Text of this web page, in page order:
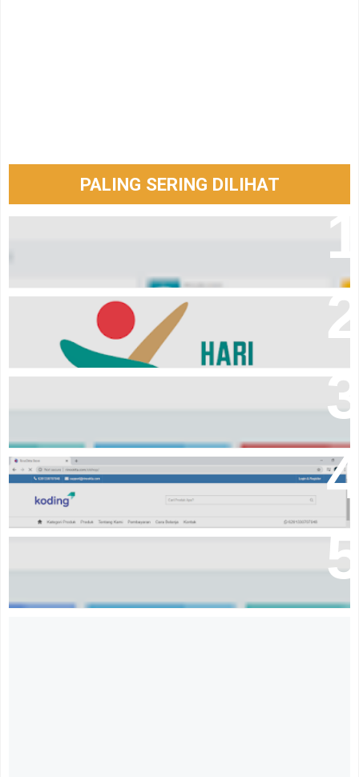
PALING SERING DILIHAT
Logo hari santri tahun 2024
Source code online shop dengan codeigniter